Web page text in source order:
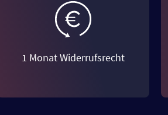
1 Monat Widerrufsrecht